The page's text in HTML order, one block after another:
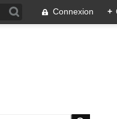
Connexion +